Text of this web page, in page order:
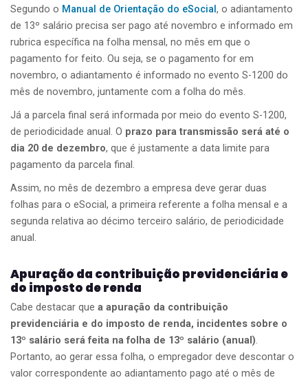
Segundo o Manual de Orientação do eSocial , o adiantamento
de 13º salário precisa ser pago até novembro e informado em
rubrica específica na folha mensal, no mês em que o
pagamento for feito. Ou seja, se o pagamento for em
novembro, o adiantamento é informado no evento S-1200 do
mês de novembro, juntamente com a folha do mês.
Já a parcela final será informada por meio do evento S-1200,
de periodicidade anual. O prazo para transmissão será até o
dia 20 de dezembro, que é justamente a data limite para
pagamento da parcela final.
Assim, no mês de dezembro a empresa deve gerar duas
folhas para o eSocial, a primeira referente a folha mensal e a
segunda relativa ao décimo terceiro salário, de periodicidade
anual.
Apuração da contribuição previdenciária e
do imposto de renda
Cabe destacar que a apuração da contribuição
previdenciária e do imposto de renda, incidentes sobre o
13º salário será feita na folha de 13º salário (anual).
Portanto, ao gerar essa folha, o empregador deve descontar o
valor correspondente ao adiantamento pago até o mês de